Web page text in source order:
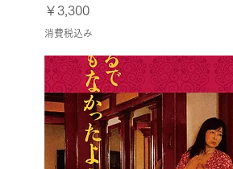
価格
￥3,300
消費税込み